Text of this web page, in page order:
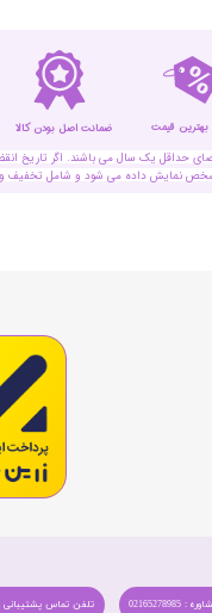
حداقل یک سال می باشند. اگر تاریخ
ضمانت اصل بودن کالا قیمت
تلفن تماس پشتیبانی و مشاوره